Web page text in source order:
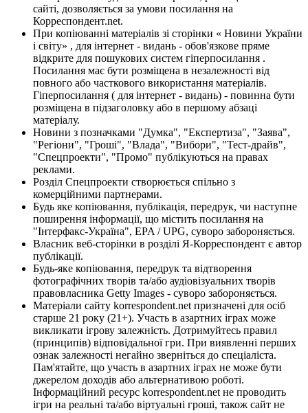
сайті, дозволяється за умови посилання на
Корреспондент.net.
При копіюванні матеріалів зі сторінки « Новини України
і світу» , для інтернет - видань - обов'язкове пряме
відкрите для пошукових систем гіперпосилання .
Посилання має бути розміщена в незалежності від
повного або часткового використання матеріалів.
Гіперпосилання ( для інтернет - видань) - повинна бути
розміщена в підзаголовку або в першому абзаці
матеріалу.
Новини з позначками "Думка", "Експертиза", "Заява",
"Регіони", "Гроші", "Влада", "Вибори", "Тест-драйв",
"Спецпроекти", "Промо" публікуються на правах
реклами.
Розділ Спецпроекти створюється спільно з
комерційними партнерами.
Будь яке копіювання, публікація, передрук, чи наступне
поширення інформації, що містить посилання на
"Інтерфакс-Україна", EPA / UPG, суворо забороняється.
Власник веб-сторінки в розділі Я-Корреспондент є автор
публікації.
Будь-яке копіювання, передрук та відтворення
фотографічних творів та/або аудіовізуальних творів
правовласника Getty Images - суворо забороняється.
Матеріали сайту korrespondent.net призначені для осіб
старше 21 року (21+). Участь в азартних іграх може
викликати ігрову залежність. Дотримуйтесь правил
(принципів) відповідальної гри. При виявленні перших
ознак залежності негайно зверніться до спеціаліста.
Пам'ятайте, що участь в азартних іграх не може бути
джерелом доходів або альтернативою роботі.
Інформаційний ресурс korrespondent.net не проводить
ігри на реальні та/або віртуальні гроші, також сайт не